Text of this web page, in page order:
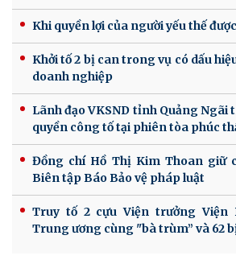
Khi quyền lợi của người yếu thế
Khởi tố 2 bị can trong vụ có dấu
doanh nghiệp
Lãnh đạo VKSND tỉnh Quảng
quyền công tố tại phiên tòa phúc
Đồng chí Hồ Thị Kim Thoan giữ
Biên tập Báo Bảo vệ pháp luật
Truy tố 2 cựu Viện trưởng Viện
Trung ương cùng "bà trùm” và 62